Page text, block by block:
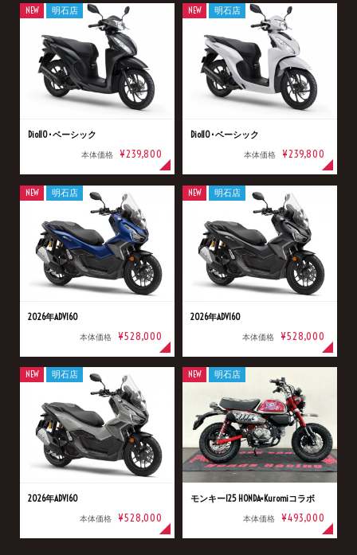
Dio110･ベーシック
本体価格 ¥239,800
NEW 明石店
Dio110･ベーシック
本体価格 ¥239,800
NEW 明石店
2026年ADV160
本体価格 ¥528,000
NEW 明石店
2026年ADV160
本体価格 ¥528,000
NEW 明石店
2026年ADV160
本体価格 ¥528,000
NEW 明石店
モンキー125 HONDA×Kuromiコラボ
本体価格 ¥493,000
NEW 明石店